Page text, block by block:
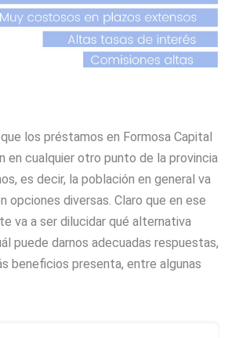
los préstamos en Formosa Capital
en cualquier otro punto de la provincia
es decir, la población en general va
opciones diversas. Claro que en ese
va a ser dilucidar qué alternativa
puede darnos adecuadas respuestas,
beneficios presenta, entre algunas